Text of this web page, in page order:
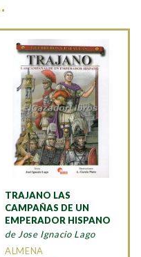
TRAJANO LAS
CAMPAÑAS DE UN
EMPERADOR HISPANO
de Jose Ignacio Lago
ALMENA